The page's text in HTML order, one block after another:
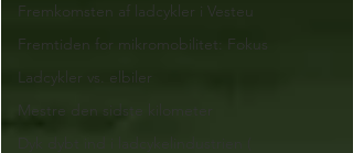
Fremkomsten af ​​ladcykler i Vesteu
Fremtiden for mikromobilitet: Fokus
Ladcykler vs. elbiler
Mestre den sidste kilometer